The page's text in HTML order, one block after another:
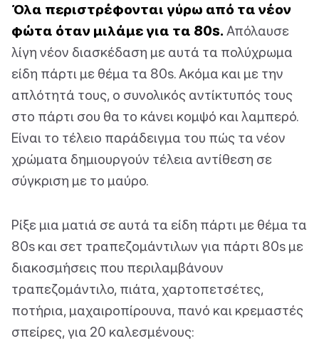
Όλα περιστρέφονται γύρω από τα νέον
φώτα όταν μιλάμε για τα 80s. Απόλαυσε
λίγη νέον διασκέδαση με αυτά τα πολύχρωμα
είδη πάρτι με θέμα τα 80s. Ακόμα και με την
απλότητά τους, ο συνολικός αντίκτυπός τους
στο πάρτι σου θα το κάνει κομψό και λαμπερό.
Είναι το τέλειο παράδειγμα του πώς τα νέον
χρώματα δημιουργούν τέλεια αντίθεση σε
σύγκριση με το μαύρο.
Ρίξε μια ματιά σε αυτά τα είδη πάρτι με θέμα τα
80s και σετ τραπεζομάντιλων για πάρτι 80s με
διακοσμήσεις που περιλαμβάνουν
τραπεζομάντιλο, πιάτα, χαρτοπετσέτες,
ποτήρια, μαχαιροπίρουνα, πανό και κρεμαστές
σπείρες, για 20 καλεσμένους: